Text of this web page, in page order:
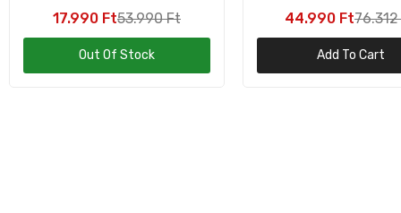
17.990 Ft53.990 Ft
Out Of Stock
44.990 Ft
Add To Cart